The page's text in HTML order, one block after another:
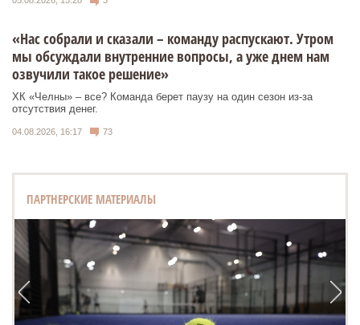
«Нас собрали и сказали – команду распускают. Утром
мы обсуждали внутренние вопросы, а уже днем нам
озвучили такое решение»
ХК «Челны» – все? Команда берет паузу на один сезон из-за
отсутствия денег.
04.08.2026, 16:17 73
ПАРТНЕРСКИЕ МАТЕРИАЛЫ